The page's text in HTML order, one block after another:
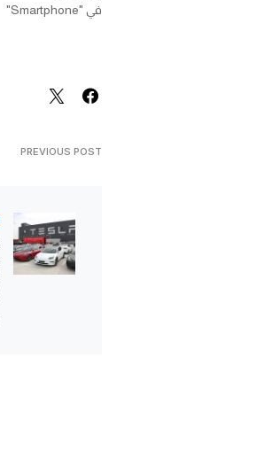
في "Smartphone"
PREVIOUS POST